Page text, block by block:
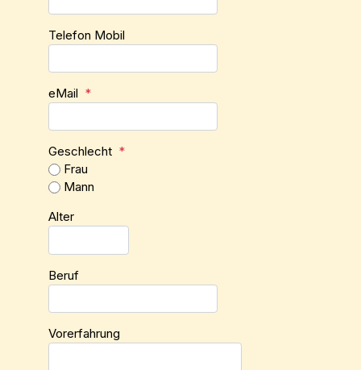
Telefon Mobil
eMail *
Geschlecht *
Frau
Mann
Alter
Beruf
Vorerfahrung